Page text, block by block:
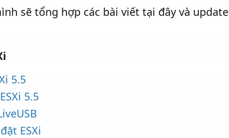
sẽ tổng hợp các bài viết tại đây và update
5.5
5.5
ESXi